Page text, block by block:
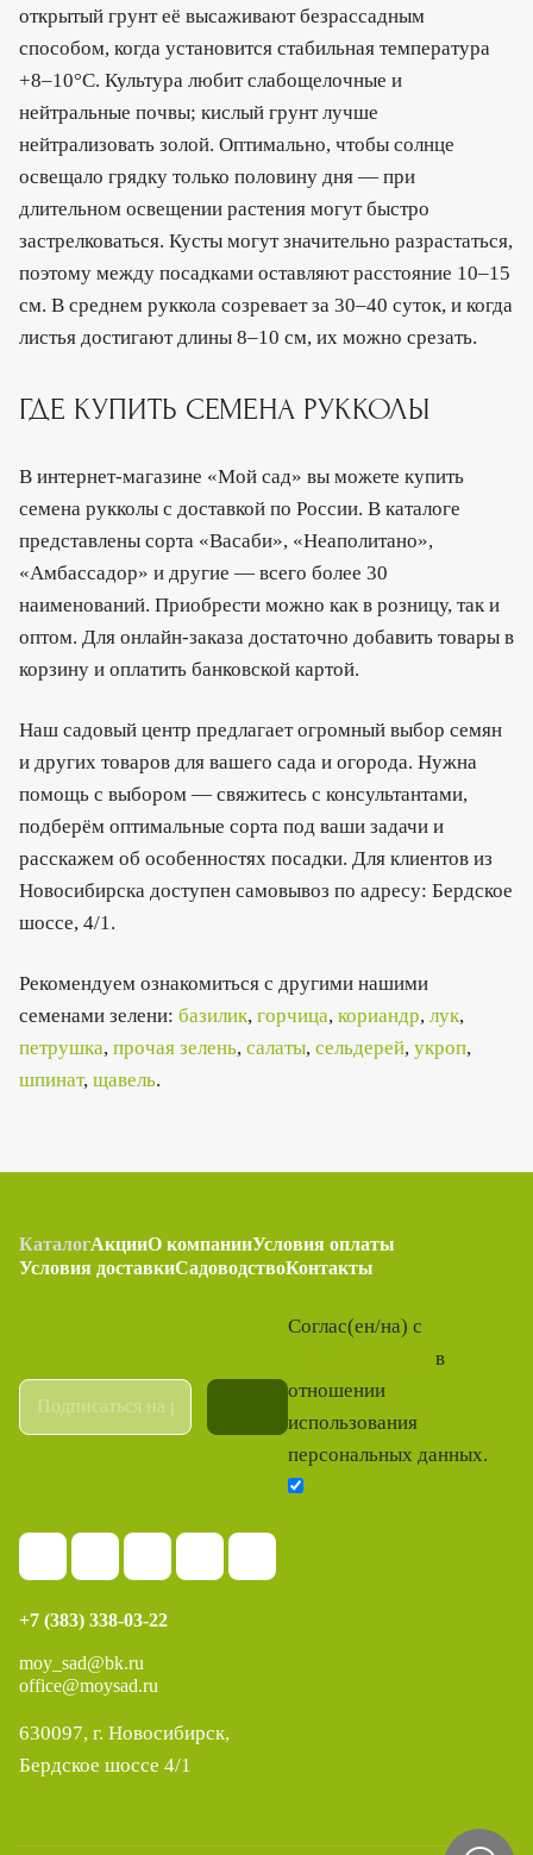
открытый грунт её высаживают безрассадным
способом, когда установится стабильная температура
+8–10°C. Культура любит слабощелочные и
нейтральные почвы; кислый грунт лучше
нейтрализовать золой. Оптимально, чтобы солнце
освещало грядку только половину дня — при
длительном освещении растения могут быстро
застрелковаться. Кусты могут значительно разрастаться,
поэтому между посадками оставляют расстояние 10–15
см. В среднем руккола созревает за 30–40 суток, и когда
листья достигают длины 8–10 см, их можно срезать.
ГДЕ КУПИТЬ СЕМЕНА РУККОЛЫ
В интернет-магазине «Мой сад» вы можете купить
семена рукколы с доставкой по России. В каталоге
представлены сорта «Васаби», «Неаполитано»,
«Амбассадор» и другие — всего более 30
наименований. Приобрести можно как в розницу, так и
оптом. Для онлайн-заказа достаточно добавить товары в
корзину и оплатить банковской картой.
Наш садовый центр предлагает огромный выбор семян
и других товаров для вашего сада и огорода. Нужна
помощь с выбором — свяжитесь с консультантами,
подберём оптимальные сорта под ваши задачи и
расскажем об особенностях посадки. Для клиентов из
Новосибирска доступен самовывоз по адресу: Бердское
шоссе, 4/1.
Рекомендуем ознакомиться с другими нашими
семенами зелени: базилик, горчица, кориандр, лук,
петрушка, прочая зелень, салаты, сельдерей, укроп,
шпинат, щавель.
КаталогАкцииО компанииУсловия оплаты
Условия доставкиСадоводствоКонтакты
Соглас(ен/на) с
в
отношении
использования
персональных данных.
+7 (383) 338-03-22
moy_sad@bk.ru
office@moysad.ru
630097, г. Новосибирск,
Бердское шоссе 4/1